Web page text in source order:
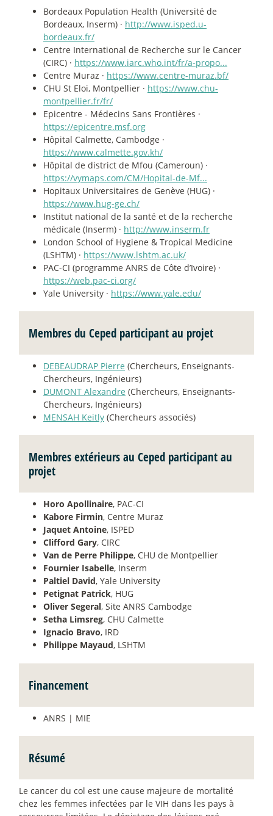
Bordeaux Population Health (Université de
Bordeaux, Inserm) · http://www.isped.u-
bordeaux.fr/
Centre International de Recherche sur le Cancer
(CIRC) · https://www.iarc.who.int/fr/a-propo...
Centre Muraz · https://www.centre-muraz.bf/
CHU St Eloi, Montpellier · https://www.chu-
montpellier.fr/fr/
Epicentre - Médecins Sans Frontières ·
https://epicentre.msf.org
Hôpital Calmette, Cambodge ·
https://www.calmette.gov.kh/
Hôpital de district de Mfou (Cameroun) ·
https://vymaps.com/CM/Hopital-de-Mf...
Hopitaux Universitaires de Genève (HUG) ·
https://www.hug-ge.ch/
Institut national de la santé et de la recherche
médicale (Inserm) · http://www.inserm.fr
London School of Hygiene & Tropical Medicine
(LSHTM) · https://www.lshtm.ac.uk/
PAC-CI (programme ANRS de Côte d’Ivoire) ·
https://web.pac-ci.org/
Yale University · https://www.yale.edu/
Membres du Ceped participant au projet
DEBEAUDRAP Pierre (Chercheurs, Enseignants-
Chercheurs, Ingénieurs)
DUMONT Alexandre (Chercheurs, Enseignants-
Chercheurs, Ingénieurs)
MENSAH Keitly (Chercheurs associés)
Membres extérieurs au Ceped participant au
projet
Horo Apollinaire, PAC-CI
Kabore Firmin, Centre Muraz
Jaquet Antoine, ISPED
Clifford Gary, CIRC
Van de Perre Philippe, CHU de Montpellier
Fournier Isabelle, Inserm
Paltiel David, Yale University
Petignat Patrick, HUG
Oliver Segeral, Site ANRS Cambodge
Setha Limsreg, CHU Calmette
Ignacio Bravo, IRD
Philippe Mayaud, LSHTM
Financement
ANRS | MIE
Résumé
Le cancer du col est une cause majeure de mortalité
chez les femmes infectées par le VIH dans les pays à